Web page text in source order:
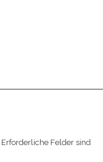
Erforderliche Felder sind